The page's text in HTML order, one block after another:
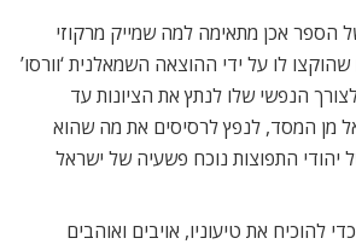
הספר אכן מתאימה למה שמייק מרקוזי
שהוקצו לו על ידי ההוצאה השמאלנית ‘וורסו’
הנפשי שלו לנתץ את הציונות עד
מן המסד, לנפץ לרסיסים את מה שהוא
התפוצות נוכח פשעיה של ישראל
להוכיח את טיעוניו, אויבים ואוהבים